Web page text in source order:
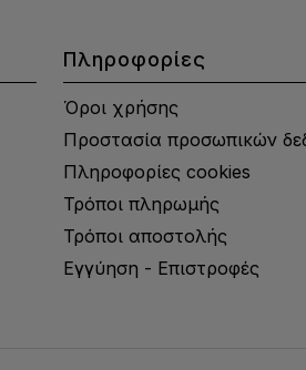
Πληροφορίες
Όροι χρήσης
Προστασία προσωπικών
Πληροφορίες cookies
Τρόποι πληρωμής
Τρόποι αποστολής
Εγγύηση - Επιστροφές